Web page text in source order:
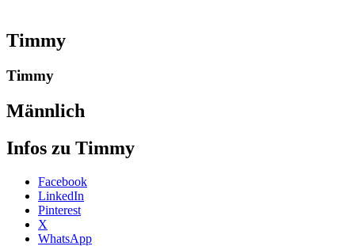
Timmy
Timmy
Männlich
Infos zu Timmy
Share
post
"Timmy-
2005"
Facebook
LinkedIn
Pinterest
X
WhatsApp